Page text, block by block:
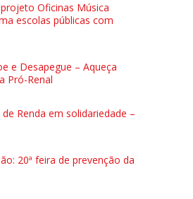
Oficinas Música
escolas públicas com
e Desapegue – Aqueça
Pró-Renal
Renda em solidariedade –
20ª feira de prevenção da